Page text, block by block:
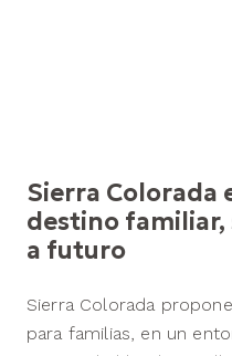
Sierra Colorada
destino familiar,
a futuro
Sierra Colorada
para familias, en un